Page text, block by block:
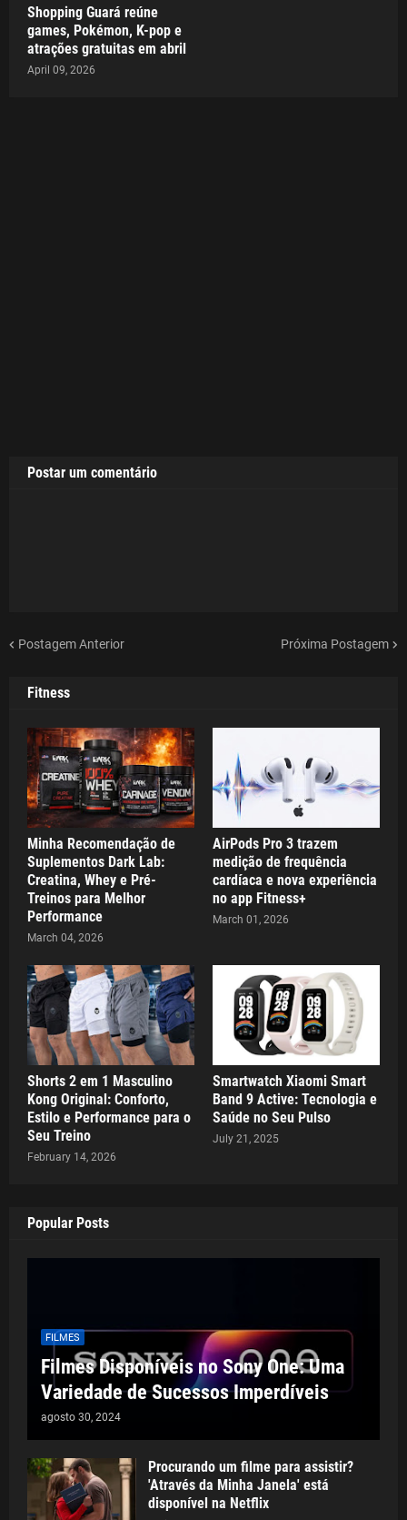
Shopping Guará reúne
games, Pokémon, K-pop e
atrações gratuitas em abril
April 09, 2026
Postar um comentário
Postagem Anterior Próxima Postagem
Fitness
Minha Recomendação de
Suplementos Dark Lab:
Creatina, Whey e Pré-
Treinos para Melhor
Performance
March 04, 2026
AirPods Pro 3 trazem
medição de frequência
cardíaca e nova experiência
no app Fitness+
March 01, 2026
Shorts 2 em 1 Masculino
Kong Original: Conforto,
Estilo e Performance para o
Seu Treino
February 14, 2026
Smartwatch Xiaomi Smart
Band 9 Active: Tecnologia e
Saúde no Seu Pulso
July 21, 2025
Popular Posts
FILMES
Filmes Disponíveis no Sony One: Uma
Variedade de Sucessos Imperdíveis
agosto 30, 2024
Procurando um filme para assistir?
'Através da Minha Janela' está
disponível na Netflix